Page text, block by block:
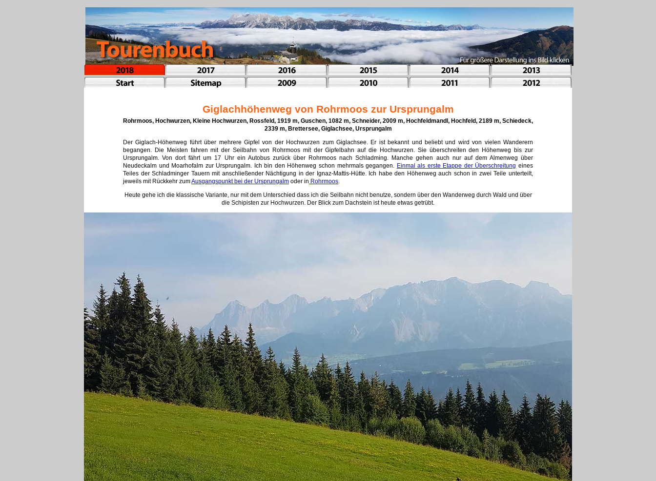
Giglachhöhenweg von Rohrmoos zur Ursprungalm
Rohrmoos, Hochwurzen, Kleine Hochwurzen, Rossfeld, 1919 m, Guschen, 1082 m, Schneider, 2009 m, Hochfeldmandl, Hochfeld, 2189 m, Schiedeck,
2339 m, Brettersee, Giglachsee, Ursprungalm
Der Giglach-Höhenweg führt über mehrere Gipfel von der Hochwurzen zum Giglachsee. Er ist bekannt und beliebt und wird von vielen Wanderern
begangen. Die Meisten fahren mit der Seilbahn von Rohrmoos mit der Gipfelbahn auf die Hochwurzen. Sie überschreiten den Höhenweg bis zur
Ursprungalm. Von dort fährt um 17 Uhr ein Autobus zurück über Rohrmoos nach Schladming. Manche gehen auch nur auf dem Almenweg über
Neudeckalm und Moarhofalm zur Ursprungalm. Ich bin den Höhenweg schon mehrmals gegangen. Einmal als erste Etappe der Überschreitung eines
Teiles der Schladminger Tauern mit anschließender Nächtigung in der Ignaz-Mattis-Hütte. Ich habe den Höhenweg auch schon in zwei Teile unterteilt,
jeweils mit Rückkehr zumAusgangspunkt bei der Ursprungalm oder in Rohrmoos.
Heute gehe ich die klassische Variante, nur mit dem Unterschied dass ich die Seilbahn nicht benutze, sondern über den Wanderweg durch Wald und über
die Schipisten zur Hochwurzen. Der Blick zum Dachstein ist heute etwas getrübt.